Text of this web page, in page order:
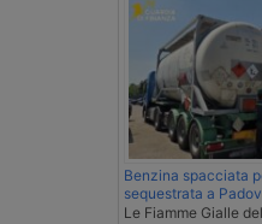
Benzina spacciata
sequestrata a
Le Fiamme Gialle